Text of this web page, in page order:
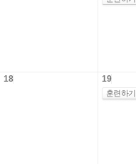
18 19
훈련하기